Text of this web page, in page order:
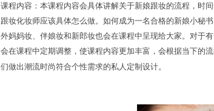
课程内容：本课程内容会具体讲解关于新娘跟妆的流程，时
跟妆化妆师应该具体怎么做。如何成为一名合格的新娘小秘
外妈妈妆、伴娘妆和新郎妆也会在课程中呈现给大家。对于
会在课程中定期调整，使课程内容更加丰富，会根据当下的
们做出潮流时尚符合个性需求的私人定制设计。